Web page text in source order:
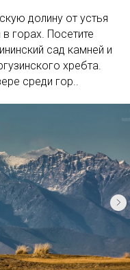
долину от устья
горах. Посетите
сад камней и
хребта.
среди гор..